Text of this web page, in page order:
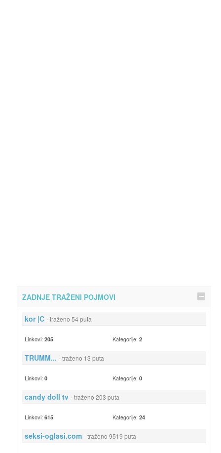
ZADNJE TRAŽENI POJMOVI
kor |C - traženo 54 puta
Linkovi: 205 Kategorije:2
TRUMM... - traženo 13 puta
Linkovi: 0 Kategorije:0
candy doll tv - traženo 203 puta
Linkovi: 615 Kategorije:24
seksi-oglasi.com - traženo 9519 puta